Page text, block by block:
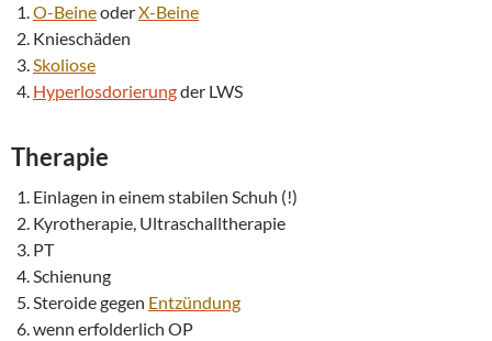
O-BeineoderX-Beine
Knieschäden
Skoliose
Hyperlosdorierungder LWS
Therapie
Einlagen in einem stabilen Schuh (!)
Kyrotherapie, Ultraschalltherapie
PT
Schienung
Steroide gegen Entzündung
wenn erfolderlich OP